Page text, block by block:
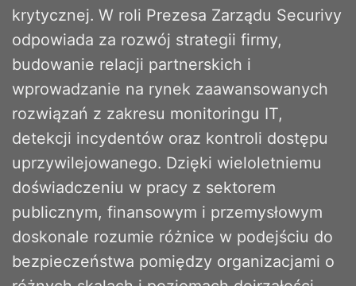
krytycznej. W roli Prezesa Zarządu Securivy
odpowiada za rozwój strategii firmy,
budowanie relacji partnerskich i
wprowadzanie na rynek zaawansowanych
rozwiązań z zakresu monitoringu IT,
detekcji incydentów oraz kontroli dostępu
uprzywilejowanego. Dzięki wieloletniemu
doświadczeniu w pracy z sektorem
publicznym, finansowym i przemysłowym
doskonale rozumie różnice w podejściu do
bezpieczeństwa pomiędzy organizacjami o